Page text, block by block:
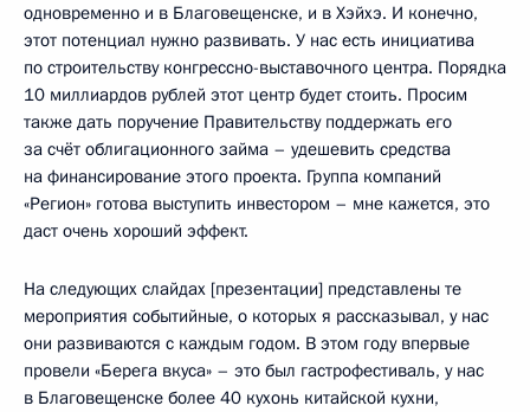
одновременно и в Благовещенске, и в Хэйхэ. И конечно,
этот потенциал нужно развивать. У нас есть инициатива
по строительству конгрессно-выставочного центра. Порядка
10 миллиардов рублей этот центр будет стоить. Просим
также дать поручение Правительству поддержать его
за счёт облигационного займа – удешевить средства
на финансирование этого проекта. Группа компаний
«Регион» готова выступить инвестором – мне кажется, это
даст очень хороший эффект.
На следующих слайдах [презентации] представлены те
мероприятия событийные, о которых я рассказывал, у нас
они развиваются с каждым годом. В этом году впервые
провели «Берега вкуса» – это был гастрофестиваль, у нас
в Благовещенске более 40 кухонь китайской кухни,